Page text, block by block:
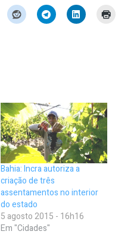
Bahia: Incra autoriza a
criação de três
assentamentos no interior
do estado
5 agosto 2015 - 16h16
Em "Cidades"